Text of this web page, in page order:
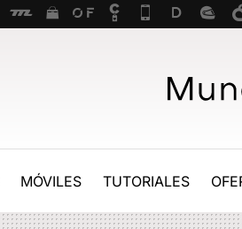
MÓVILES TUTORIALES